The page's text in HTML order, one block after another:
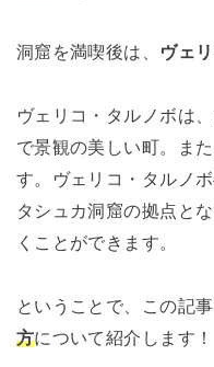
洞窟を満喫後は、 ヴェ
ヴェリコ・タルノボは
で景観の美しい町。また
す。ヴェリコ・タルノ
タシュカ洞窟の拠点と
くことができます。
ということで、この記
方について紹介します！